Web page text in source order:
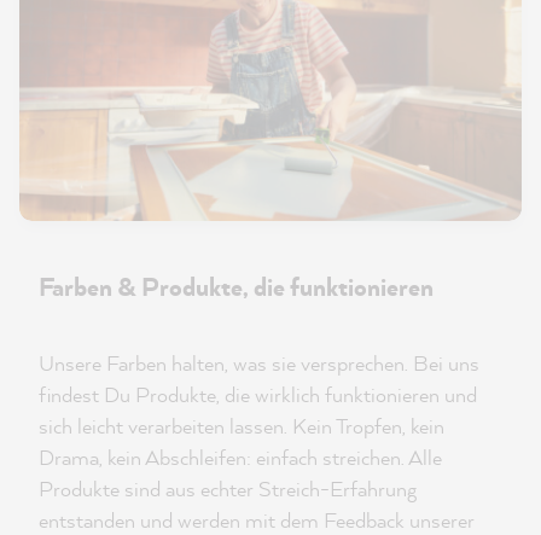
Farben & Produkte, die funktionieren
Unsere Farben halten, was sie versprechen. Bei uns
findest Du Produkte, die wirklich funktionieren und
sich leicht verarbeiten lassen. Kein Tropfen, kein
Drama, kein Abschleifen: einfach streichen. Alle
Produkte sind aus echter Streich-Erfahrung
entstanden und werden mit dem Feedback unserer